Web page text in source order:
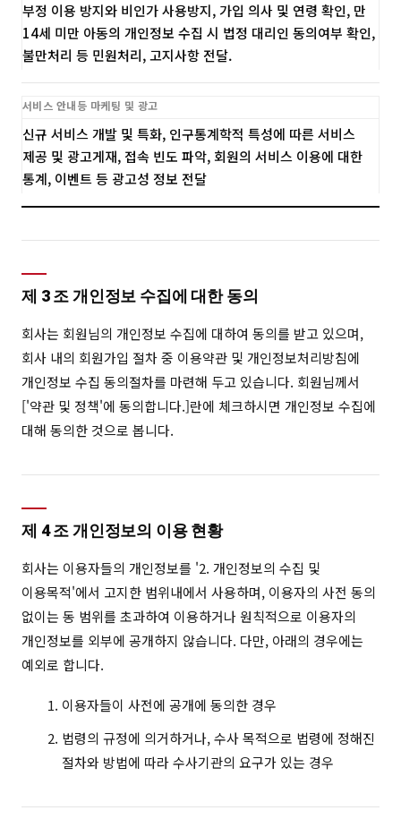
부정 이용 방지와 비인가 사용방지, 가입 의사 및 연령 확인, 만
14세 미만 아동의 개인정보 수집 시 법정 대리인 동의여부 확인,
불만처리 등 민원처리, 고지사항 전달.
서비스 안내등 마케팅 및 광고
신규 서비스 개발 및 특화, 인구통계학적 특성에 따른 서비스
제공 및 광고게재, 접속 빈도 파악, 회원의 서비스 이용에 대한
통계, 이벤트 등 광고성 정보 전달
제 3 조 개인정보 수집에 대한 동의
회사는 회원님의 개인정보 수집에 대하여 동의를 받고 있으며,
회사 내의 회원가입 절차 중 이용약관 및 개인정보처리방침에
개인정보 수집 동의절차를 마련해 두고 있습니다. 회원님께서
['약관 및 정책'에 동의합니다.]란에 체크하시면 개인정보 수집에
대해 동의한 것으로 봅니다.
제 4 조 개인정보의 이용 현황
회사는 이용자들의 개인정보를 '2. 개인정보의 수집 및
이용목적'에서 고지한 범위내에서 사용하며, 이용자의 사전 동의
없이는 동 범위를 초과하여 이용하거나 원칙적으로 이용자의
개인정보를 외부에 공개하지 않습니다. 다만, 아래의 경우에는
예외로 합니다.
이용자들이 사전에 공개에 동의한 경우
법령의 규정에 의거하거나, 수사 목적으로 법령에 정해진
절차와 방법에 따라 수사기관의 요구가 있는 경우